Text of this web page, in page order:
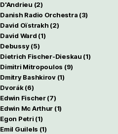
D'Andrieu (2)
Danish Radio Orchestra (3)
David Oïstrakh (2)
David Ward (1)
Debussy(5)
Dietrich Fischer-Dieskau (1)
Dimitri Mitropoulos (9)
Dmitry Bashkirov(1)
Dvorák(6)
Edwin Fischer(7)
Edwin Mc Arthur (1)
Egon Petri (1)
Emil Guilels (1)